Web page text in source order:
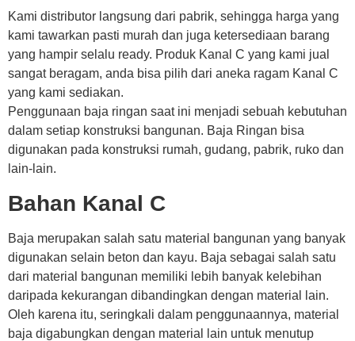
Kami distributor langsung dari pabrik, sehingga harga yang
kami tawarkan pasti murah dan juga ketersediaan barang
yang hampir selalu ready. Produk Kanal C yang kami jual
sangat beragam, anda bisa pilih dari aneka ragam Kanal C
yang kami sediakan.
Penggunaan baja ringan saat ini menjadi sebuah kebutuhan
dalam setiap konstruksi bangunan. Baja Ringan bisa
digunakan pada konstruksi rumah, gudang, pabrik, ruko dan
lain-lain.
Bahan Kanal C
Baja merupakan salah satu material bangunan yang banyak
digunakan selain beton dan kayu. Baja sebagai salah satu
dari material bangunan memiliki lebih banyak kelebihan
daripada kekurangan dibandingkan dengan material lain.
Oleh karena itu, seringkali dalam penggunaannya, material
baja digabungkan dengan material lain untuk menutup